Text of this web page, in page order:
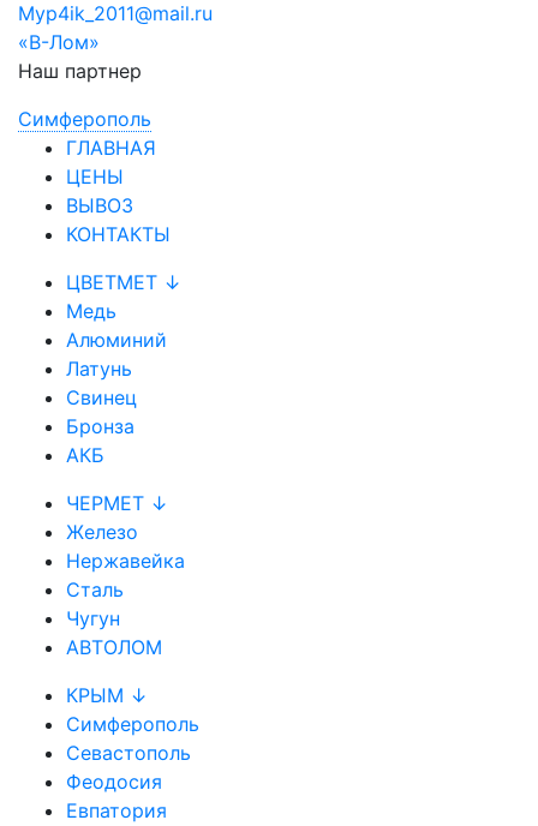
Myp4ik_2011@mail.ru
«В-Лом»
Наш партнер
Симферополь
ГЛАВНАЯ
ЦЕНЫ
ВЫВОЗ
КОНТАКТЫ
ЦВЕТМЕТ ↓
Медь
Алюминий
Латунь
Свинец
Бронза
АКБ
ЧЕРМЕТ ↓
Железо
Нержавейка
Сталь
Чугун
АВТОЛОМ
КРЫМ ↓
Симферополь
Севастополь
Феодосия
Евпатория